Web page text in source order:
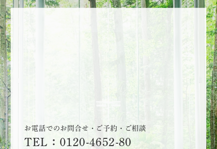
お電話でのお問合せ・ご予約・ご相談
TEL：0120-4652-80